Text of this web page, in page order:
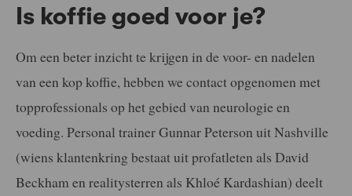
Is koffie goed voor je?
Om een beter inzicht te krijgen in de voor- en nadelen
van een kop koffie, hebben we contact opgenomen met
topprofessionals op het gebied van neurologie en
voeding. Personal trainer Gunnar Peterson uit Nashville
(wiens klantenkring bestaat uit profatleten als David
Beckham en realitysterren als Khloé Kardashian) deelt